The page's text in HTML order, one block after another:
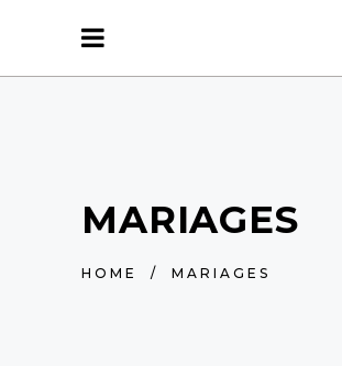
MARIAGES
HOME / MARIAGES